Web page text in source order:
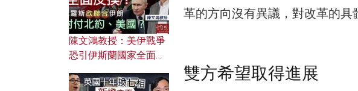
革的方向沒有異議，對改革的具
雙方希望取得進展
陳文鴻教授：美伊戰爭
恐引伊斯蘭國家全面反
對付北約美國？